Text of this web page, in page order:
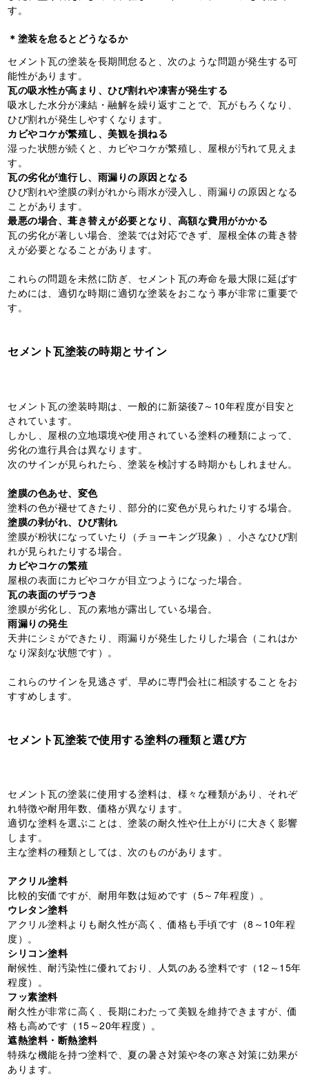
す。
＊塗装を怠るとどうなるか
セメント瓦の塗装を長期間怠ると、次のような問題が発生する可
能性があります。
瓦の吸水性が高まり、ひび割れや凍害が発生する
吸水した水分が凍結・融解を繰り返すことで、瓦がもろくなり、
ひび割れが発生しやすくなります。
カビやコケが繁殖し、美観を損ねる
湿った状態が続くと、カビやコケが繁殖し、屋根が汚れて見えま
す。
瓦の劣化が進行し、雨漏りの原因となる
ひび割れや塗膜の剥がれから雨水が浸入し、雨漏りの原因となる
ことがあります。
最悪の場合、葺き替えが必要となり、高額な費用がかかる
瓦の劣化が著しい場合、塗装では対応できず、屋根全体の葺き替
えが必要となることがあります。
これらの問題を未然に防ぎ、セメント瓦の寿命を最大限に延ばす
ためには、適切な時期に適切な塗装をおこなう事が非常に重要で
す。
セメント瓦塗装の時期とサイン
セメント瓦の塗装時期は、一般的に新築後7～10年程度が目安と
されています。
しかし、屋根の立地環境や使用されている塗料の種類によって、
劣化の進行具合は異なります。
次のサインが見られたら、塗装を検討する時期かもしれません。
塗膜の色あせ、変色
塗料の色が褪せてきたり、部分的に変色が見られたりする場合。
塗膜の剥がれ、ひび割れ
塗膜が粉状になっていたり（チョーキング現象）、小さなひび割
れが見られたりする場合。
カビやコケの繁殖
屋根の表面にカビやコケが目立つようになった場合。
瓦の表面のザラつき
塗膜が劣化し、瓦の素地が露出している場合。
雨漏りの発生
天井にシミができたり、雨漏りが発生したりした場合（これはか
なり深刻な状態です）。
これらのサインを見逃さず、早めに専門会社に相談することをお
すすめします。
セメント瓦塗装で使用する塗料の種類と選び方
セメント瓦の塗装に使用する塗料は、様々な種類があり、それぞ
れ特徴や耐用年数、価格が異なります。
適切な塗料を選ぶことは、塗装の耐久性や仕上がりに大きく影響
します。
主な塗料の種類としては、次のものがあります。
アクリル塗料
比較的安価ですが、耐用年数は短めです（5～7年程度）。
ウレタン塗料
アクリル塗料よりも耐久性が高く、価格も手頃です（8～10年程
度）。
シリコン塗料
耐候性、耐汚染性に優れており、人気のある塗料です（12～15年
程度）。
フッ素塗料
耐久性が非常に高く、長期にわたって美観を維持できますが、価
格も高めです（15～20年程度）。
遮熱塗料・断熱塗料
特殊な機能を持つ塗料で、夏の暑さ対策や冬の寒さ対策に効果が
あります。